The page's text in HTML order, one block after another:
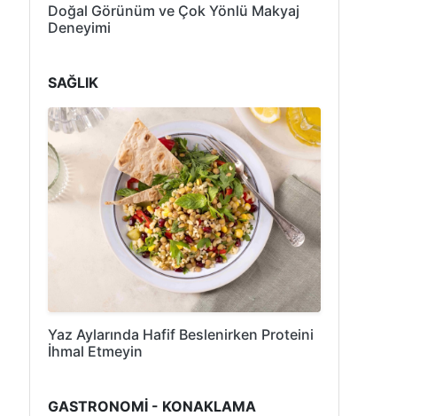
Doğal Görünüm ve Çok Yönlü Makyaj
Deneyimi
SAĞLIK
Yaz Aylarında Hafif Beslenirken Proteini
İhmal Etmeyin
GASTRONOMİ - KONAKLAMA